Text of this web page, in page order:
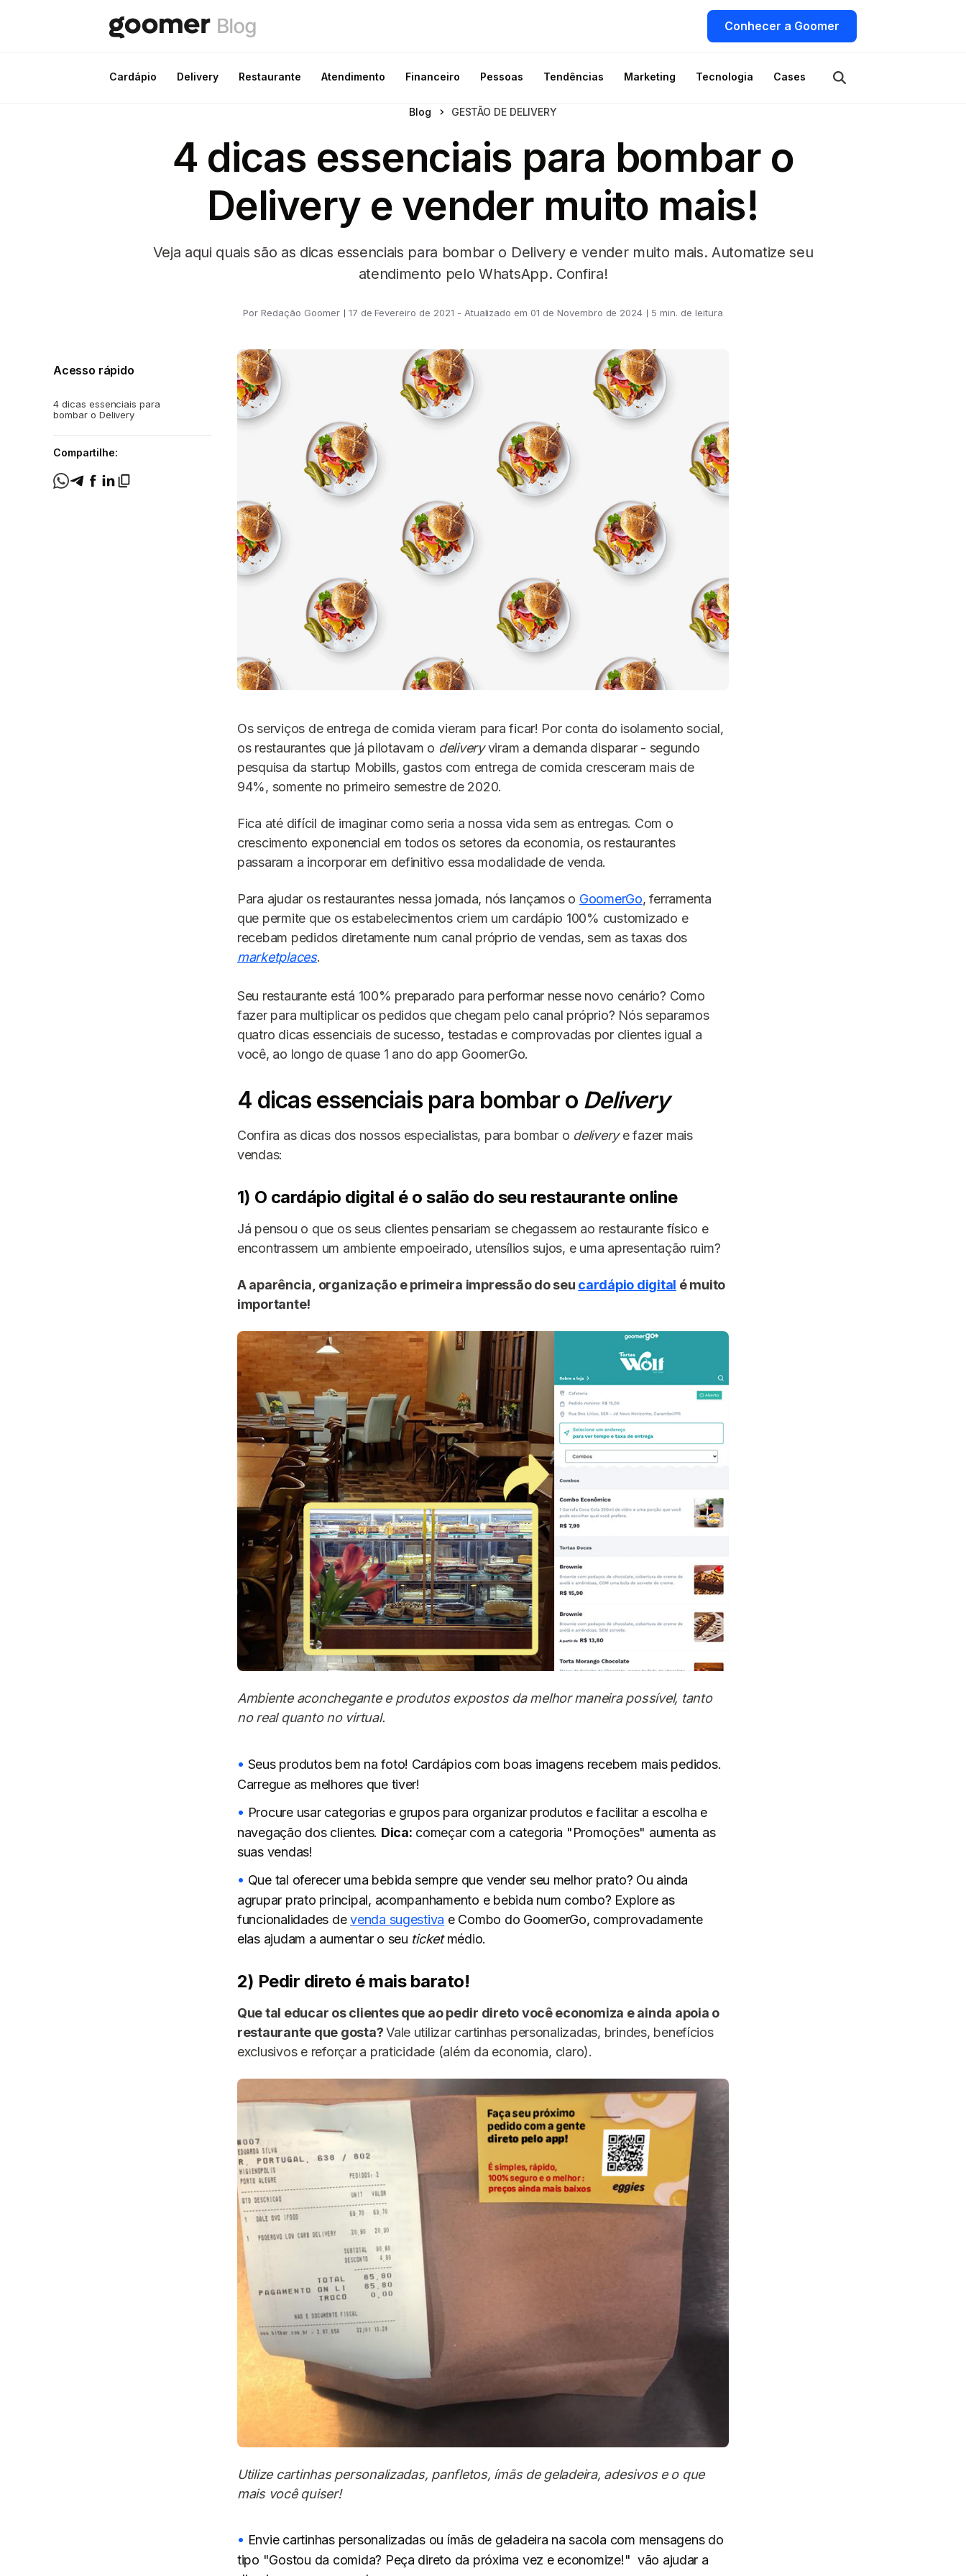
Conhecer a Goomer
Cardápio Delivery Restaurante Atendimento Financeiro Pessoas Tendências Marketing Tecnologia Cases
Blog GESTÃO DE DELIVERY
4 dicas essenciais para bombar o
Delivery e vender muito mais!
Veja aqui quais são as dicas essenciais para bombar o Delivery e vender muito mais. Automatize seu
atendimento pelo WhatsApp. Confira!
Por Redação Goomer 17 de Fevereiro de 2021 - Atualizado em 01 de Novembro de 2024 5 min. de leitura
Acesso rápido
4 dicas essenciais para
bombar o Delivery
Compartilhe:
Os serviços de entrega de comida vieram para ficar! Por conta do isolamento social,
os restaurantes que já pilotavam o deliveryviram a demanda disparar - segundo
pesquisa da startup Mobills, gastos com entrega de comida cresceram mais de
94%, somente no primeiro semestre de 2020.
Fica até difícil de imaginar como seria a nossa vida sem as entregas. Com o
crescimento exponencial em todos os setores da economia, os restaurantes
passaram a incorporar em definitivo essa modalidade de venda.
Para ajudar os restaurantes nessa jornada, nós lançamos o GoomerGo, ferramenta
que permite que os estabelecimentos criem um cardápio 100% customizado e
recebam pedidos diretamente num canal próprio de vendas, sem as taxas dos
marketplaces.
Seu restaurante está 100% preparado para performar nesse novo cenário? Como
fazer para multiplicar os pedidos que chegam pelo canal próprio? Nós separamos
quatro dicas essenciais de sucesso, testadas e comprovadas por clientes igual a
você, ao longo de quase 1 ano do app GoomerGo.
4 dicas essenciais para bombar o Delivery
Confira as dicas dos nossos especialistas, para bombar o deliverye fazer mais
vendas:
1) O cardápio digital é o salão do seu restaurante online
Já pensou o que os seus clientes pensariam se chegassem ao restaurante físico e
encontrassem um ambiente empoeirado, utensílios sujos, e uma apresentação ruim?
A aparência, organização e primeira impressão do seu cardápio digital é muito
importante!
Ambiente aconchegante e produtos expostos da melhor maneira possível, tanto
no real quanto no virtual.
Seus produtos bem na foto! Cardápios com boas imagens recebem mais pedidos.
Carregue as melhores que tiver!
Procure usar categorias e grupos para organizar produtos e facilitar a escolha e
navegação dos clientes. Dica: começar com a categoria "Promoções" aumenta as
suas vendas!
Que tal oferecer uma bebida sempre que vender seu melhor prato? Ou ainda
agrupar prato principal, acompanhamento e bebida num combo? Explore as
funcionalidades devenda sugestiva e Combo do GoomerGo, comprovadamente
elas ajudam a aumentar o seu ticketmédio.
2) Pedir direto é mais barato!
Que tal educar os clientes que ao pedir direto você economiza e ainda apoia o
restaurante que gosta?Vale utilizar cartinhas personalizadas, brindes, benefícios
exclusivos e reforçar a praticidade (além da economia, claro).
Utilize cartinhas personalizadas, panfletos, ímãs de geladeira, adesivos e o que
mais você quiser!
Envie cartinhas personalizadas ou ímãs de geladeira na sacola com mensagens do
tipo "Gostou da comida? Peça direto da próxima vez e economize!" vão ajudar a